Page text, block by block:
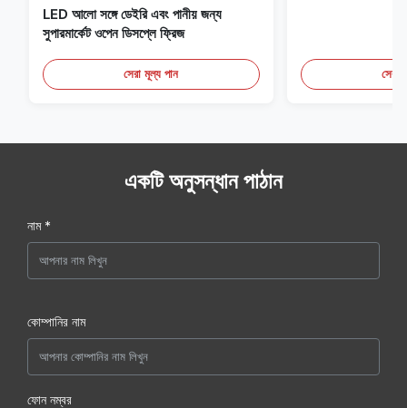
LED আলো সঙ্গে ডেইরি এবং পানীয় জন্য
সুপারমার্কেট ওপেন ডিসপ্লে ফ্রিজ
সেরা মূল্য পান সেরা
একটি অনুসন্ধান পাঠান
নাম *
কোম্পানির নাম
ফোন নম্বর